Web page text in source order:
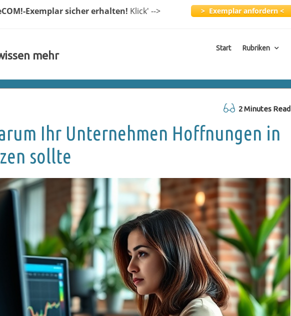
Exemplarsicher erhalten! Klick' --> > Exemplar anfordern <
mehr
Start Rubriken
2 Minutes Read
Ihr Unternehmen Hoffnungen in
sollte